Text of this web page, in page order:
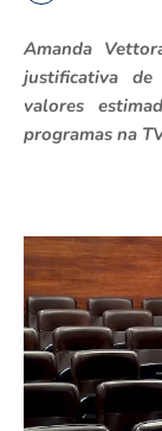
Amanda
justificativa
valores
programas na